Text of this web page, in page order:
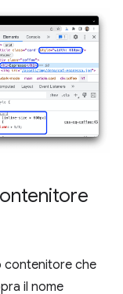
contenitore che
il nome